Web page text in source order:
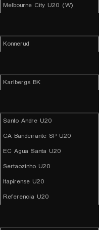
Melbourne City U20 (W)
Konnerud
Karlbergs BK
Santo Andre U20
CA Bandeirante SP U20
EC Agua Santa U20
Sertaozinho U20
Itapirense U20
Referencia U20